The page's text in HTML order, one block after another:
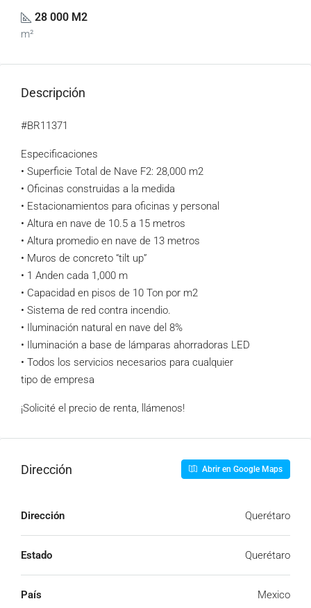
28 000 M2
m²
Descripción
#BR11371
Especificaciones
• Superficie Total de Nave F2: 28,000 m2
• Oficinas construidas a la medida
• Estacionamientos para oficinas y personal
• Altura en nave de 10.5 a 15 metros
• Altura promedio en nave de 13 metros
• Muros de concreto “tilt up”
• 1 Anden cada 1,000 m
• Capacidad en pisos de 10 Ton por m2
• Sistema de red contra incendio.
• Iluminación natural en nave del 8%
• Iluminación a base de lámparas ahorradoras LED
• Todos los servicios necesarios para cualquier
tipo de empresa
¡Solicité el precio de renta, llámenos!
Dirección Abrir en Google Maps
Dirección Querétaro
Estado Querétaro
País Mexico